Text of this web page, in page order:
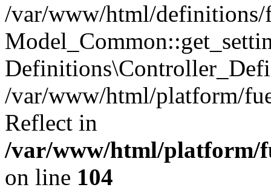
/var/www/html/definitions/
/var/www/html/platform/
Reflect in
/var/www/html/platform/
on line 104